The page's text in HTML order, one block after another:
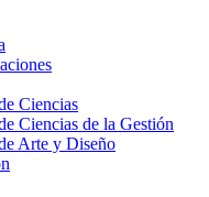
Ciencias
Ciencias de la Gestión
Arte y Diseño